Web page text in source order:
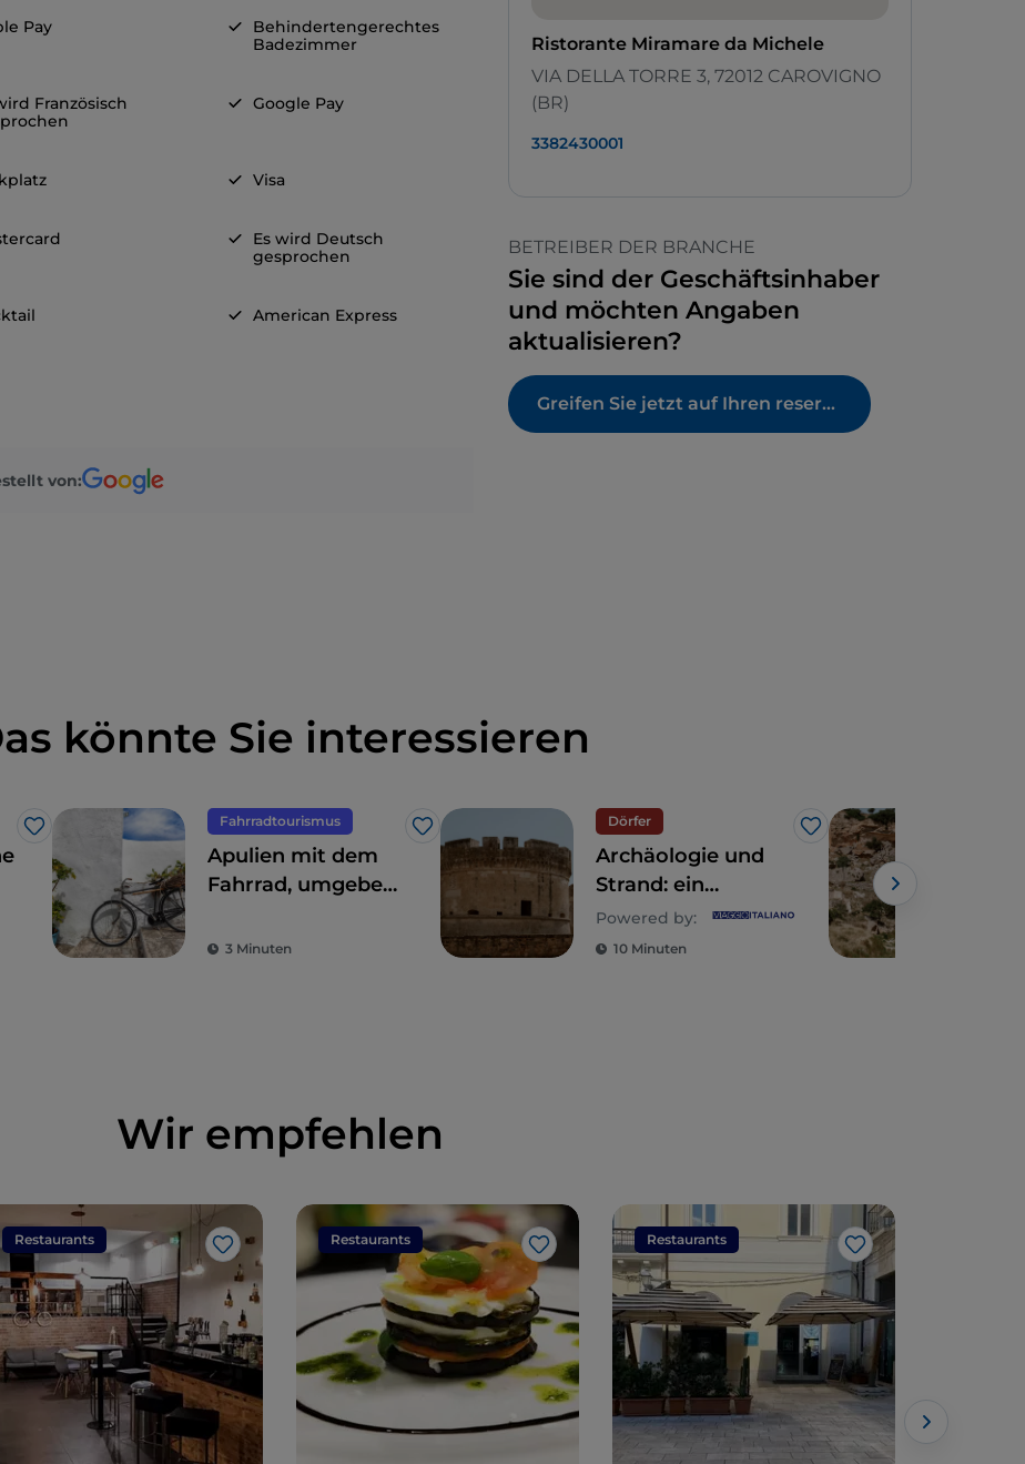
Pay
Behindertengerechtes
Badezimmer
Französisch
Google Pay
Visa
Es wird Deutsch
gesprochen
American Express
von:
Ristorante Miramare da Michele
VIA DELLA TORRE 3, 72012 CAROVIGNO
(BR)
3382430001
BETREIBER DER BRANCHE
Sie sind der Geschäftsinhaber
und möchten Angaben
aktualisieren?
Greifen Sie jetzt auf Ihren reservierten Bereich zu
könnte Sie interessieren
Like
Fahrradtourismus
Like
Apulien mit dem
Fahrrad, umgeben
Olivenbäumen und
3 Minuten
Dörfer
Like
Archäologie und
Strand: ein
Tagesausflug im
östlichen Apulien
Powered by:
10 Minuten
Wir empfehlen
Restaurants
Like
Restaurants
Like
Restaurants
Like